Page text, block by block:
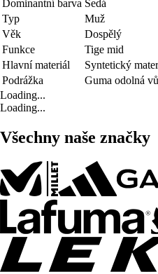
Dominantní barva Šedá
Typ
Muž
Věk
Dospělý
Funkce
Tige mid
Hlavní materiál
Syntetický
Podrážka
Guma odolná
Loading...
Loading...
Všechny naše značky